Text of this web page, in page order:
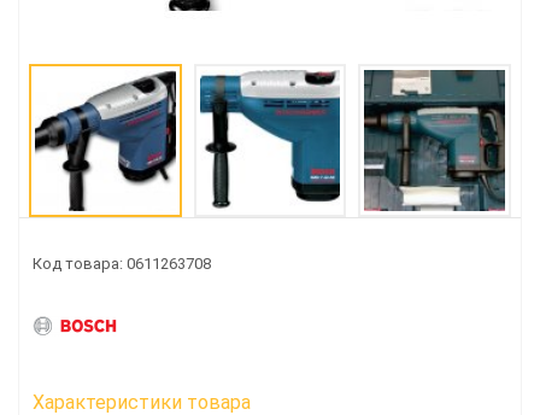
Код товара: 0611263708
Характеристики товара